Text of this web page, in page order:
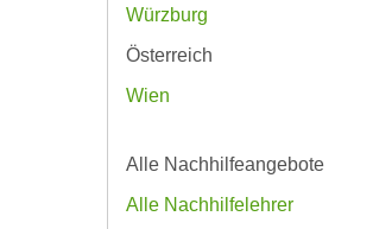
Würzburg
Österreich
Wien
Alle Nachhilfeangebote
Alle Nachhilfelehrer